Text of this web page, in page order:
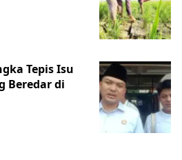
Tepis Isu
Beredar di